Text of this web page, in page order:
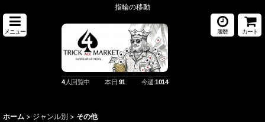
指輪の移動
メニュー
4人回覧中 本日:91 今週:1014
履歴 カート
ホーム > ジャンル別 > その他